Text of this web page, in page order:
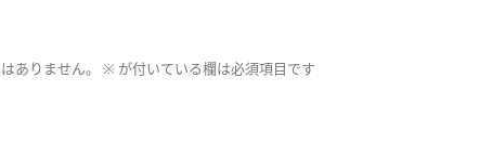
ありません。 ※ が付いている欄は必須項目です